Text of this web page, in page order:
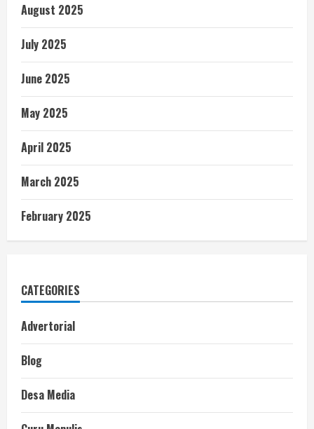
August 2025
July 2025
June 2025
May 2025
April 2025
March 2025
February 2025
CATEGORIES
Advertorial
Blog
Desa Media